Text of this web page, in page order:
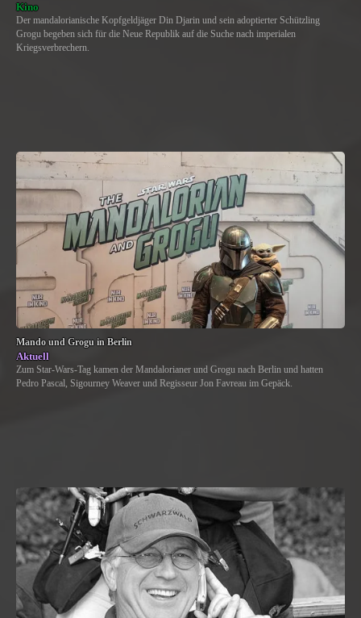
Kino
Der mandalorianische Kopfgeldjäger Din Djarin und sein adoptierter Schützling
Grogu begeben sich für die Neue Republik auf die Suche nach imperialen
Kriegsverbrechern.
Mando und Grogu in Berlin
Aktuell
Zum Star-Wars-Tag kamen der Mandalorianer und Grogu nach Berlin und hatten
Pedro Pascal, Sigourney Weaver und Regisseur Jon Favreau im Gepäck.